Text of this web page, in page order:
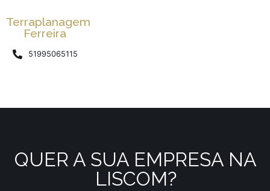
Terraplanagem
Ferreira
51995065115
QUER A SUA EMPRESA NA
LISCOM?